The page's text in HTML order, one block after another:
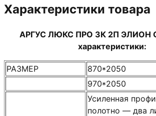
Характеристики товара
АРГУС ЛЮКС ПРО 3К 2П ЭЛИОН
характеристики:
РАЗМЕР
870*2050
970*2050
Усиленная
полотно — два